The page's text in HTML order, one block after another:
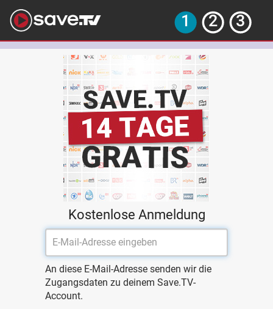
Kostenlose Anmeldung
An diese E-Mail-Adresse senden wir die
Zugangsdaten zu deinem Save.TV-
Account.